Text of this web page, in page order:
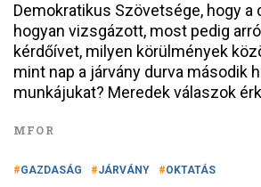
Demokratikus Szövetsége, hogy a
hogyan vizsgázott, most pedig
kérdőívet, milyen körülmények
mint nap a járvány durva második
munkájukat? Meredek válaszok
MFOR
GAZDASÁG JÁRVÁNY OKTATÁS